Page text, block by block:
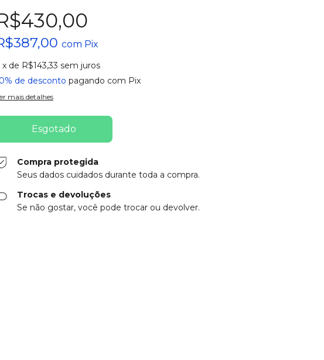
com Pix
x de R$143,33 sem juros
de desconto pagando com Pix
mais detalhes
Compra protegida
Seus dados cuidados durante toda a compra.
Trocas e devoluções
Se não gostar, você pode trocar ou devolver.